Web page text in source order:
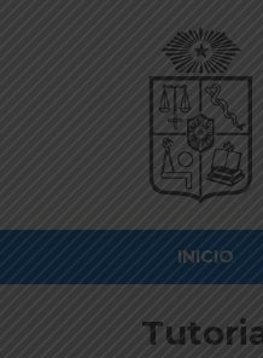
INICIO